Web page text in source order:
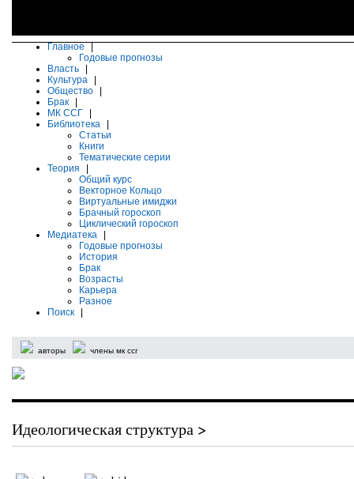
Главное
Годовые прогнозы
Власть
Культура
Общество
Брак
МК ССГ
Библиотека
Статьи
Книги
Тематические серии
Теория
Общий курс
Векторное Кольцо
Виртуальные имиджи
Брачный гороскоп
Циклический гороскоп
Медиатека
Годовые прогнозы
История
Брак
Возрасты
Карьера
Разное
Поиск
авторы члены мк ссг
Идеологическая структура >